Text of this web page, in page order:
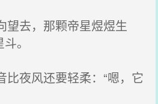
去，那颗帝星煜煜生
。
夜风还要轻柔：“嗯，它